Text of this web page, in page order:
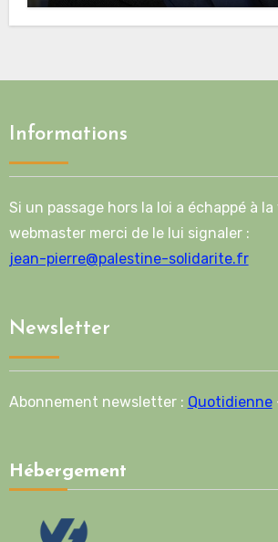
de l’Union européenne
Informations
Si un passage hors la loi a échappé à
webmaster merci de le lui signaler :
jean-pierre@palestine-solidarite.fr
Newsletter
Abonnement newsletter : Quotidienne
Hébergement